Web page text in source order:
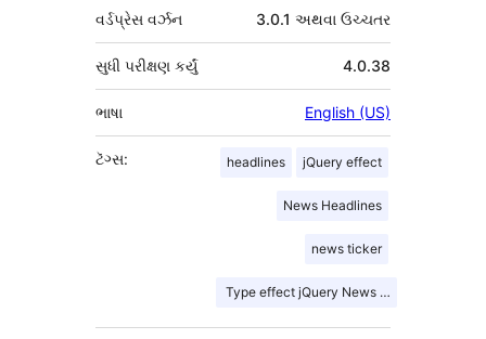
વર્ડપ્રેસ વર્ઝન 3.0.1 અથવા ઉચ્ચતર
4.0.38
સુધી પરીક્ષણ કર્યું
ભાષા English (US)
ટૅગ્સ: headlines jQuery effect
News Headlines
news ticker
Type effect jQuery News ticker